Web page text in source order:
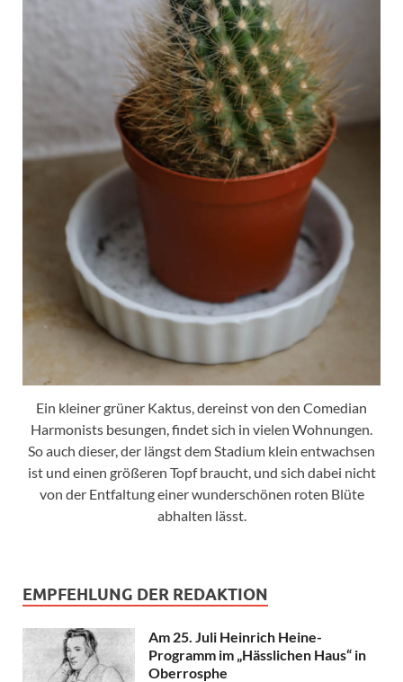
Ein kleiner grüner Kaktus, dereinst von den Comedian
Harmonists besungen, findet sich in vielen Wohnungen.
So auch dieser, der längst dem Stadium klein entwachsen
ist und einen größeren Topf braucht, und sich dabei nicht
von der Entfaltung einer wunderschönen roten Blüte
abhalten lässt.
EMPFEHLUNG DER REDAKTION
Am 25. Juli Heinrich Heine-
Programm im „Hässlichen Haus“ in
Oberrosphe